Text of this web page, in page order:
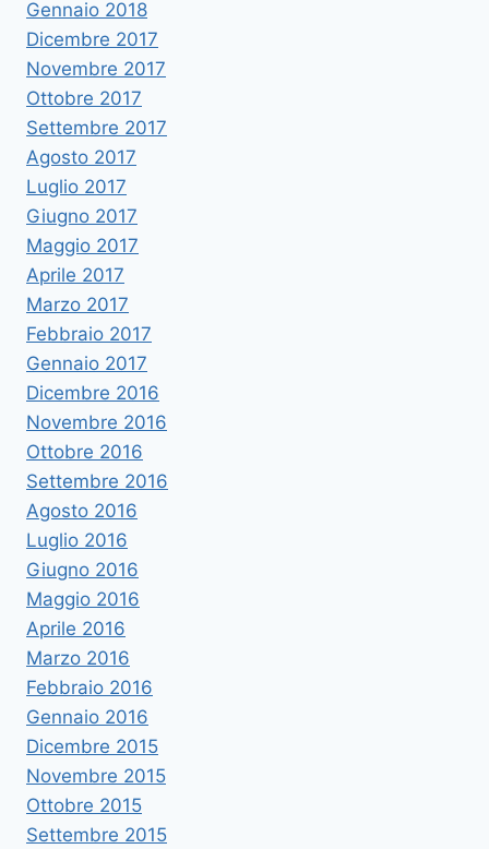
Gennaio 2018
Dicembre 2017
Novembre 2017
Ottobre 2017
Settembre 2017
Agosto 2017
Luglio 2017
Giugno 2017
Maggio 2017
Aprile 2017
Marzo 2017
Febbraio 2017
Gennaio 2017
Dicembre 2016
Novembre 2016
Ottobre 2016
Settembre 2016
Agosto 2016
Luglio 2016
Giugno 2016
Maggio 2016
Aprile 2016
Marzo 2016
Febbraio 2016
Gennaio 2016
Dicembre 2015
Novembre 2015
Ottobre 2015
Settembre 2015